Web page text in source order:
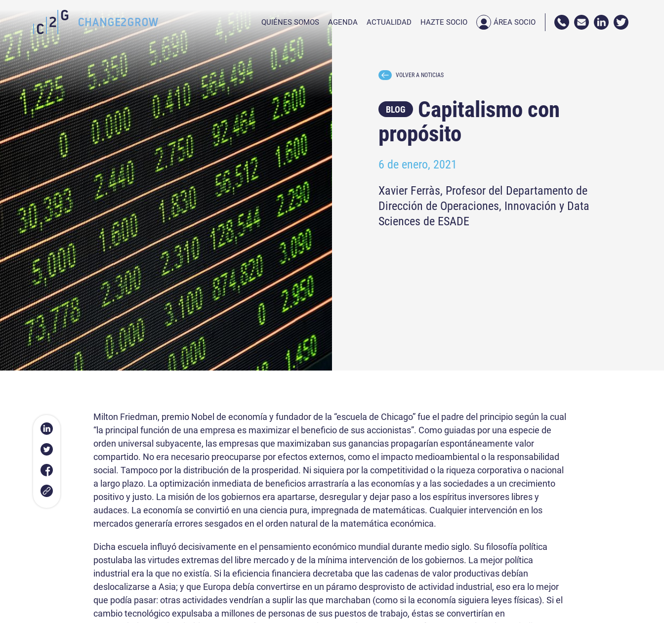
QUIÉNES SOMOS AGENDA ACTUALIDAD HAZTE SOCIO ÁREA SOCIO
VOLVER A NOTICIAS
BLOG
Capitalismo con
propósito
6 de enero, 2021
Xavier Ferràs, Profesor del Departamento de
Dirección de Operaciones, Innovación y Data
Sciences de ESADE
Milton Friedman, premio Nobel de economía y fundador de la “escuela de Chicago” fue el padre del principio según la cual
“la principal función de una empresa es maximizar el beneficio de sus accionistas”. Como guiadas por una especie de
orden universal subyacente, las empresas que maximizaban sus ganancias propagarían espontáneamente valor
compartido. No era necesario preocuparse por efectos externos, como el impacto medioambiental o la responsabilidad
social. Tampoco por la distribución de la prosperidad. Ni siquiera por la competitividad o la riqueza corporativa o nacional
a largo plazo. La optimización inmediata de beneficios arrastraría a las economías y a las sociedades a un crecimiento
positivo y justo. La misión de los gobiernos era apartarse, desregular y dejar paso a los espíritus inversores libres y
audaces. La economía se convirtió en una ciencia pura, impregnada de matemáticas. Cualquier intervención en los
mercados generaría errores sesgados en el orden natural de la matemática económica.
Dicha escuela influyó decisivamente en el pensamiento económico mundial durante medio siglo. Su filosofía política
postulaba las virtudes extremas del libre mercado y de la mínima intervención de los gobiernos. La mejor política
industrial era la que no existía. Si la eficiencia financiera decretaba que las cadenas de valor productivas debían
deslocalizarse a Asia; y que Europa debía convertirse en un páramo desprovisto de actividad industrial, eso era lo mejor
que podía pasar: otras actividades vendrían a suplir las que marchaban (como si la economía siguiera leyes físicas). Si el
cambio tecnológico expulsaba a millones de personas de sus puestos de trabajo, éstas se convertirían en